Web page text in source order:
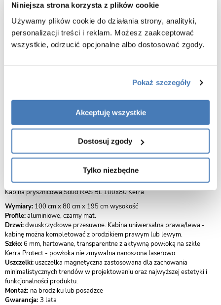
Niniejsza strona korzysta z plików cookie
Używamy plików cookie do działania strony, analityki,
personalizacji treści i reklam. Możesz zaakceptować
wszystkie, odrzucić opcjonalne albo dostosować zgody.
Pokaż szczegóły
Akceptuję wszystkie
Dostosuj zgody
Tylko niezbędne
Sposób otwierania drzwi
Przesuwne
Sposób montażu
Na brodziku
Na posadzce
Opis produktu Kabina prysznicowa
asymetrczyna 100x80 Solid RA BL Kerra
Kabina prysznicowa Solid RAS BL 100x80 Kerra
Wymiary: 100 cm x 80 cm x 195 cm wysokość
Profile:aluminiowe, czarny mat.
Drzwi:dwuskrzydłowe przesuwne. Kabina uniwersalna prawa/lewa -
kabinę można kompletować z brodzikiem prawym lub lewym.
Szkło:6 mm, hartowane, transparentne z aktywną powłoką na szkle
Kerra Protect - powłoka nie zmywalna nanoszona laserowo.
Uszczelki: uszczelka magnetyczna zastosowana dla zachowania
minimalistycznych trendów w projektowaniu oraz najwyższej estetyki i
funkcjonalności produktu.
Montaż: na brodziku lub posadzce
Gwarancja: 3 lata